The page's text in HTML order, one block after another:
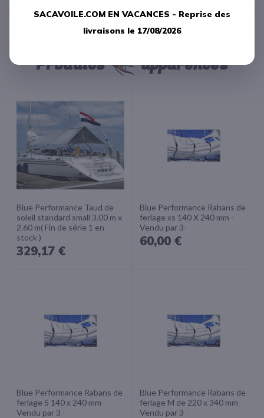
Produits apparentés
Blue Performance Taud de
soleil standard small 3.00 m x
2.60 m( Fin de série 1 en
stock )
329,17 €
Blue Performance Rabans de
ferlage xs 140 X 240 mm -
Vendu par 3-
60,00 €
Blue Performance Rabans de
ferlage S 140 x 240 mm-
Vendu par 3 -
Blue Performance Rabans de
ferlage M de 220 x 340 mm-
Vendu par 3 -
SACAVOILE.COM EN VACANCES - Reprise des
livraisons le 17/08/2026